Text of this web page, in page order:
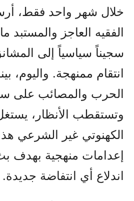
خلال شهر واحد فقط،
سجيناً سياسياً إلى
انتقام ممنهجة. واليوم،
الحرب والمصائب على
وتستقطب الأنظار،
الكهنوتي غير الشرعي
إعدامات منهجية بهدف
اندلاع أي انتفاضة جديدة.